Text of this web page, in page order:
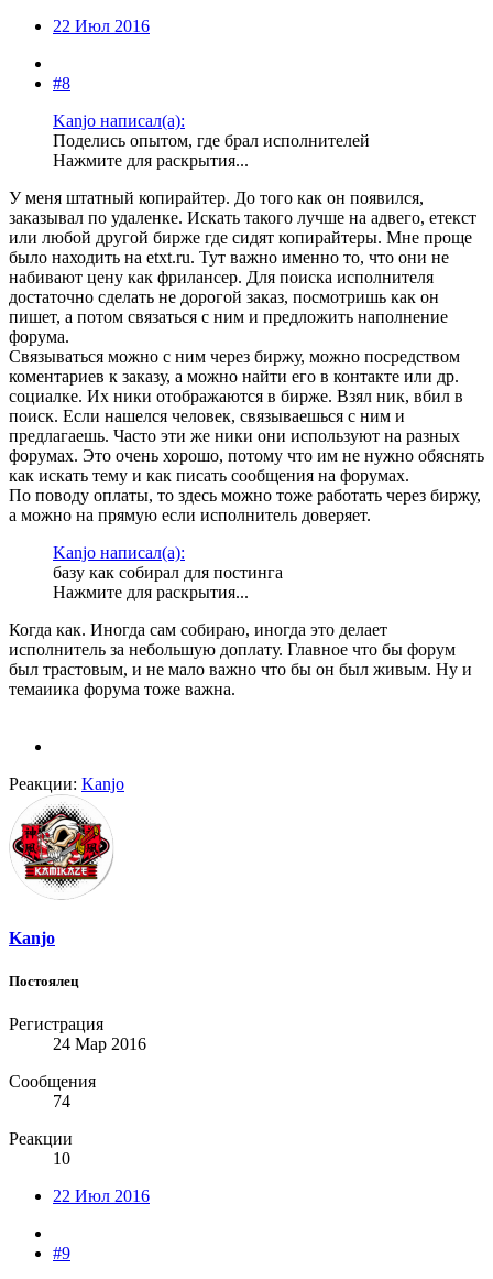
22 Июл 2016
#8
Kanjo написал(а):
Поделись опытом, где брал исполнителей
Нажмите для раскрытия...
У меня штатный копирайтер. До того как он появился,
заказывал по удаленке. Искать такого лучше на адвего, етекст
или любой другой бирже где сидят копирайтеры. Мне проще
было находить на etxt.ru. Тут важно именно то, что они не
набивают цену как фрилансер. Для поиска исполнителя
достаточно сделать не дорогой заказ, посмотришь как он
пишет, а потом связаться с ним и предложить наполнение
форума.
Связываться можно с ним через биржу, можно посредством
коментариев к заказу, а можно найти его в контакте или др.
социалке. Их ники отображаются в бирже. Взял ник, вбил в
поиск. Если нашелся человек, связываешься с ним и
предлагаешь. Часто эти же ники они используют на разных
форумах. Это очень хорошо, потому что им не нужно обяснять
как искать тему и как писать сообщения на форумах.
По поводу оплаты, то здесь можно тоже работать через биржу,
а можно на прямую если исполнитель доверяет.
Kanjo написал(а):
базу как собирал для постинга
Нажмите для раскрытия...
Когда как. Иногда сам собираю, иногда это делает
исполнитель за небольшую доплату. Главное что бы форум
был трастовым, и не мало важно что бы он был живым. Ну и
темаиика форума тоже важна.
Реакции: Kanjo
Kanjo
Постоялец
Регистрация
24 Мар 2016
Сообщения
74
Реакции
10
22 Июл 2016
#9